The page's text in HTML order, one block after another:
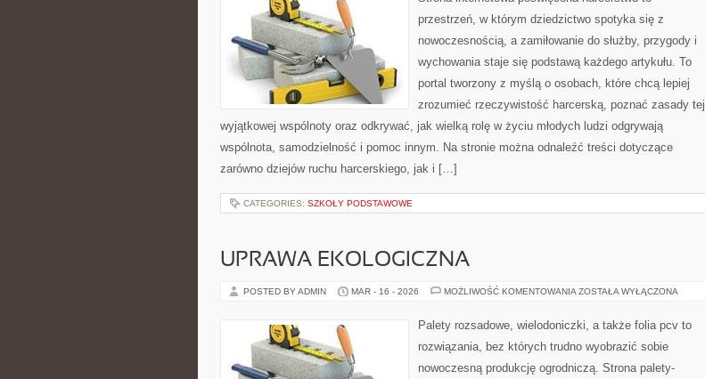
przestrzeń, w którym dziedzictwo spotyka się z
nowoczesnością, a zamiłowanie do służby, przygody i
wychowania staje się podstawą każdego artykułu. To
portal tworzony z myślą o osobach, które chcą lepiej
zrozumieć rzeczywistość harcerską, poznać zasady tej
wyjątkowej wspólnoty oraz odkrywać, jak wielką rolę w życiu młodych ludzi odgrywają
wspólnota, samodzielność i pomoc innym. Na stronie można odnaleźć treści dotyczące
zarówno dziejów ruchu harcerskiego, jak i […]
CATEGORIES: SZKOŁY PODSTAWOWE
UPRAWA EKOLOGICZNA
POSTED BY ADMIN MAR - 16 - 2026 MOŻLIWOŚĆ KOMENTOWANIA UPRAWA
ZOSTAŁA WYŁĄCZONA
Palety rozsadowe, wielodoniczki, a także folia pcv to
rozwiązania, bez których trudno wyobrazić sobie
nowoczesną produkcję ogrodniczą. Strona palety-